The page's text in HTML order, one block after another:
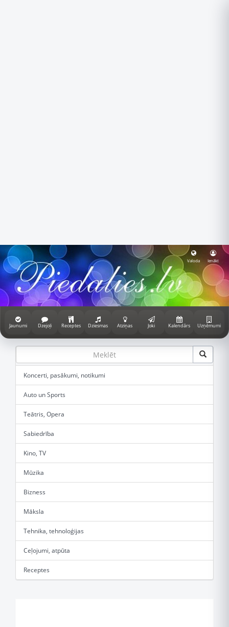
Valoda Ienākt
Jaunumi Dzejoļi Receptes Dziesmas Atziņas Joki Kalendārs Uzņēmumi
Koncerti, pasākumi, notikumi
Auto un Sports
Teātris, Opera
Sabiedrība
Kino, TV
Mūzika
Bizness
Māksla
Tehnika, tehnoloģijas
Ceļojumi, atpūta
Receptes